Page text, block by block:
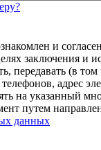
и
заключения и
передавать (в
адрес
на указанный
путем
данных